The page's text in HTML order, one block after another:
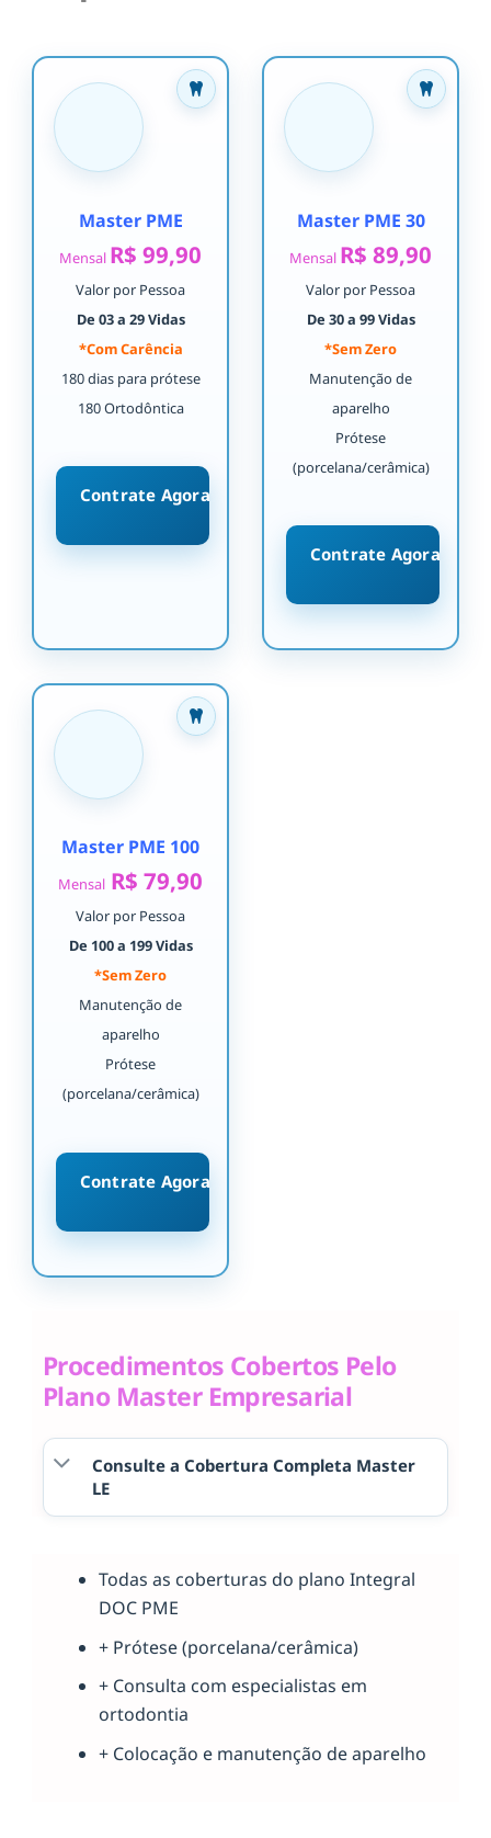
Master PME
Mensal R$ 99,90
Valor por Pessoa
De 03 a 29 Vidas
*Com Carência
180 dias para prótese
180 Ortodôntica
Contrate Agora
Master PME 30
Mensal R$ 89,90
Valor por Pessoa
De 30 a 99 Vidas
*Sem Zero
Manutenção de
aparelho
Prótese
(porcelana/cerâmica)
Contrate Agora
Master PME 100
Mensal R$ 79,90
Valor por Pessoa
De 100 a 199 Vidas
*Sem Zero
Manutenção de
aparelho
Prótese
(porcelana/cerâmica)
Contrate Agora
Procedimentos Cobertos Pelo
Plano Master Empresarial
Consulte a Cobertura Completa Master
LE
Todas as coberturas do plano Integral
DOC PME
+ Prótese (porcelana/cerâmica)
+ Consulta com especialistas em
ortodontia
+ Colocação e manutenção de aparelho